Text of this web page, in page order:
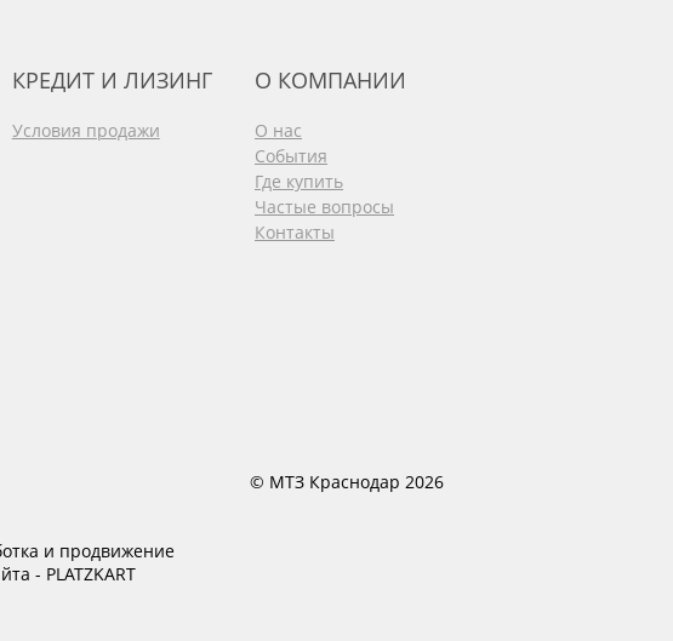
КРЕДИТ И ЛИЗИНГ
Условия продажи
О КОМПАНИИ
О нас
События
Где купить
Частые вопросы
Контакты
и продвижение
- PLATZKART
© МТЗ Краснодар 2026